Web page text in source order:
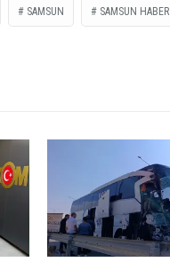
SAMSUN SAMSUN HABER